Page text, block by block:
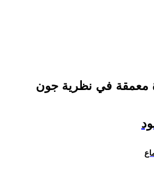
معمقة في نظرية جون